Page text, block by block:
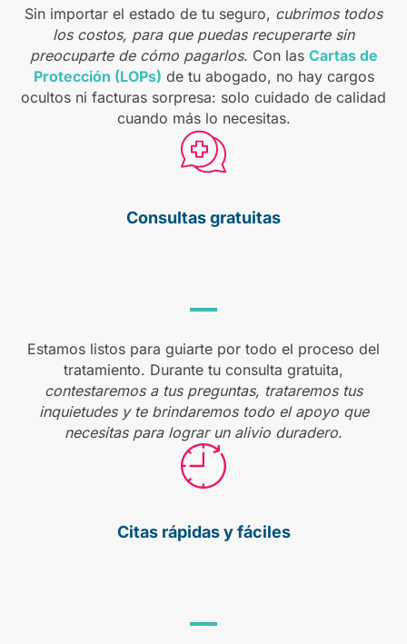
Sin importar el estado de tu seguro, cubrimos todos
los costos, para que puedas recuperarte sin
preocuparte de cómo pagarlos. Con las Cartas de
Protección (LOPs) de tu abogado, no hay cargos
ocultos ni facturas sorpresa: solo cuidado de calidad
cuando más lo necesitas.
Consultasgratuitas
Estamos listos para guiarte por todo el proceso del
tratamiento. Durante tu consulta gratuita,
contestaremos a tus preguntas, trataremos tus
inquietudes y te brindaremos todo el apoyo que
necesitas para lograr un alivio duradero.
Citas rápidasy fáciles